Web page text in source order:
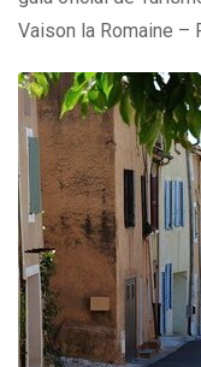
Vaison la Romaine –